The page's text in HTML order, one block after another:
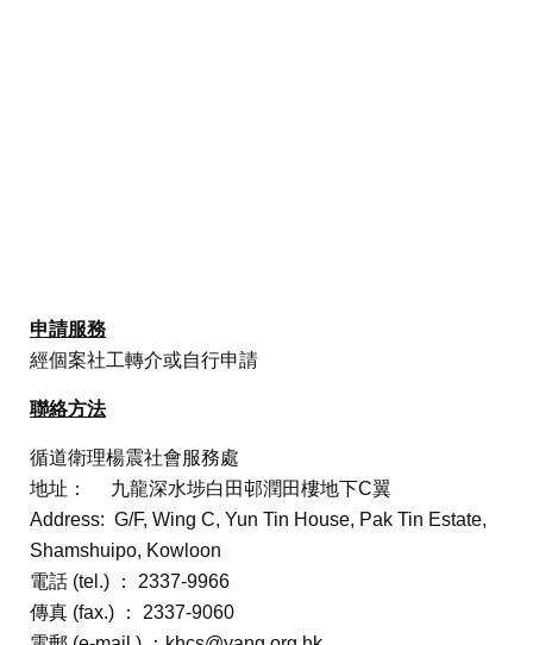
申請服務
經個案社工轉介或自行申請
聯絡方法
循道衛理楊震社會服務處
地址： 九龍深水埗白田邨潤田樓地下C翼
Address: G/F, Wing C, Yun Tin House, Pak Tin Estate,
Shamshuipo, Kowloon
電話 (tel.) ： 2337-9966
傳真 (fax.) ： 2337-9060